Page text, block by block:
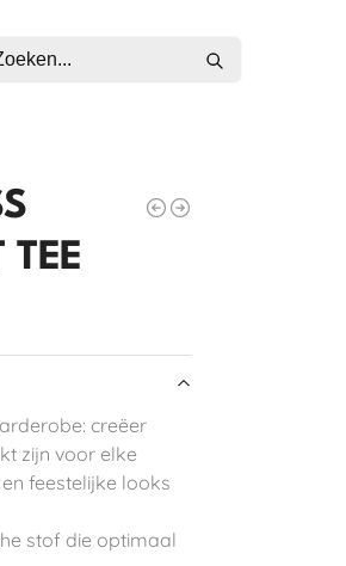
TEE
creëer
zijn voor elke
feestelijke looks
stof die optimaal